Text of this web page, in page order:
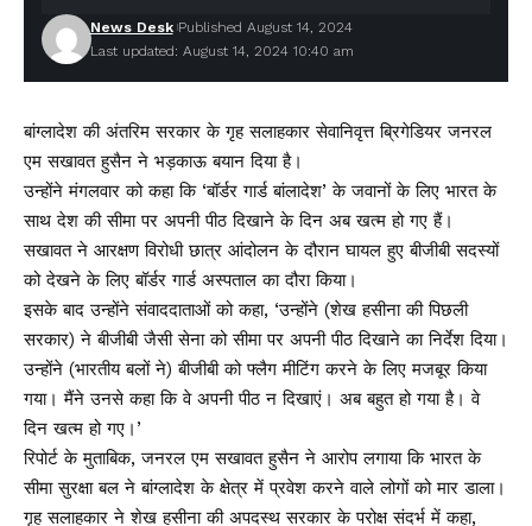
Last updated: August 14, 2024 10:40 am
News Desk Published August 14, 2024
बांग्लादेश की अंतरिम सरकार के गृह सलाहकार सेवानिवृत्त ब्रिगेडियर जनरल
एम सखावत हुसैन ने भड़काऊ बयान दिया है।
उन्होंने मंगलवार को कहा कि ‘बॉर्डर गार्ड बांलादेश’ के जवानों के लिए भारत के
साथ देश की सीमा पर अपनी पीठ दिखाने के दिन अब खत्म हो गए हैं।
सखावत ने आरक्षण विरोधी छात्र आंदोलन के दौरान घायल हुए बीजीबी सदस्यों
को देखने के लिए बॉर्डर गार्ड अस्पताल का दौरा किया।
इसके बाद उन्होंने संवाददाताओं को कहा, ‘उन्होंने (शेख हसीना की पिछली
सरकार) ने बीजीबी जैसी सेना को सीमा पर अपनी पीठ दिखाने का निर्देश दिया।
उन्होंने (भारतीय बलों ने) बीजीबी को फ्लैग मीटिंग करने के लिए मजबूर किया
गया। मैंने उनसे कहा कि वे अपनी पीठ न दिखाएं। अब बहुत हो गया है। वे
दिन खत्म हो गए।’
रिपोर्ट के मुताबिक, जनरल एम सखावत हुसैन ने आरोप लगाया कि भारत के
सीमा सुरक्षा बल ने बांग्लादेश के क्षेत्र में प्रवेश करने वाले लोगों को मार डाला।
गृह सलाहकार ने शेख हसीना की अपदस्थ सरकार के परोक्ष संदर्भ में कहा,